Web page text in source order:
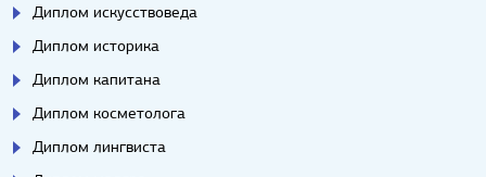
Диплом искусствоведа
Диплом историка
Диплом капитана
Диплом косметолога
Диплом лингвиста